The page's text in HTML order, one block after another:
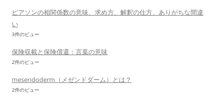
ピアソンの相関係数の意味、求め方、解釈の仕方、ありがちな間違
い
3件のビュー
保険収載と保険償還：言葉の意味
2件のビュー
mesendoderm（メゼンドダーム）とは？
2件のビュー